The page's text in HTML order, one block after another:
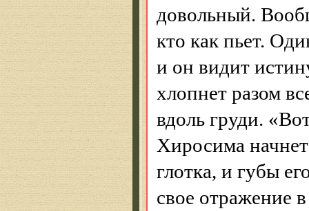
довольный.
кто как пьет.
и он видит
хлопнет разом
вдоль груди.
Хиросима
глотка, и губы
свое отражение